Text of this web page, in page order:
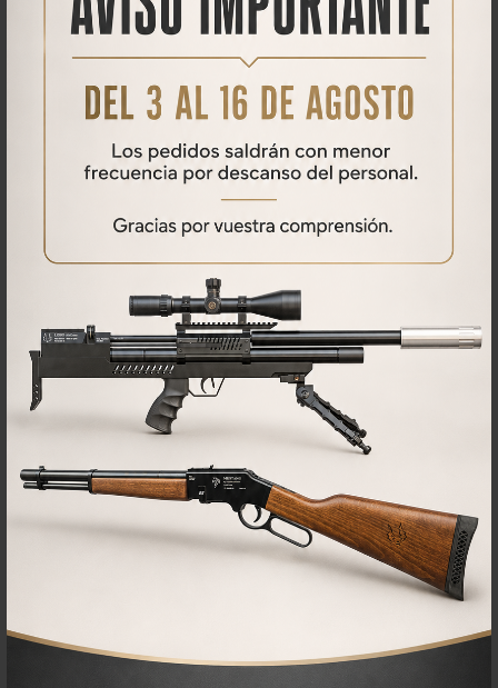
tiro, etc.
3. Estación de carga.
Este elemento es imprescindible con una Botella de buceo. Uno no
funciona sin el otro.
La estación de carga vendría a ser un "grifo" para conectar a nuestra
botella de submarinista. Con esta regularemos el caudal con el que
cargamos nuestra carabina PCP.
Puedes encontrar las nuestras en el apartado de
carga
de nuestra tienda online.
4. Mancha PCP de carga hasta 300
Tiene una apariencia física a las manchas para inflar las ruedas de
las bicicletas o balones, pero tiene dos o tres etapas de compresión